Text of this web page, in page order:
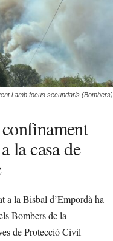
i amb focus secundaris (Bombers)
la casa de
a la Bisbal d’Empordà ha
Bombers de la
de Protecció Civil